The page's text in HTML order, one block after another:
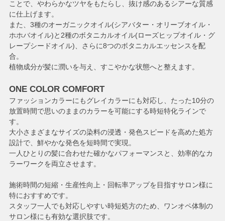
ことで、やわらかなツヤをもたらし、抜け感のあるシアーな質感
に仕上げます。
また、3種のオーガニックオイル(シアバター・オリーブオイル・
ホホバオイル)と2種のボタニカルオイル(ローズヒップオイル・グ
レープシードオイル)、さらに8つのボタニカルエッセンスを配
合。
植物成分が髪に潤いを与え、すこやかな状態へと整えます。
ONE COLOR COMFORT
ファッションカラーにもグレイカラーにも対応し、たった10分の
放置時間で思いのままのカラーを可能にする時短特化ラインで
す。
大小さまざまなサイズの染料の浸透・発色スピードを高めた処方
設計で、鮮やかな発色を短時間で実現。
一人ひとりの髪に合わせた確かなパフォーマンスと、効率的なカ
ラーワークを両立させます。
施術時間の短縮・生産性向上・回転率アップを目指すサロン様に
特におすすめです。
スタッフ一人でも対応しやすい時短処方のため、ワンオペ体制の
サロン様にも有効な選択肢です。